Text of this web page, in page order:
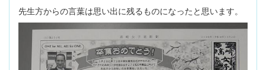
先生方からの言葉は思い出に残るものになったと思います。